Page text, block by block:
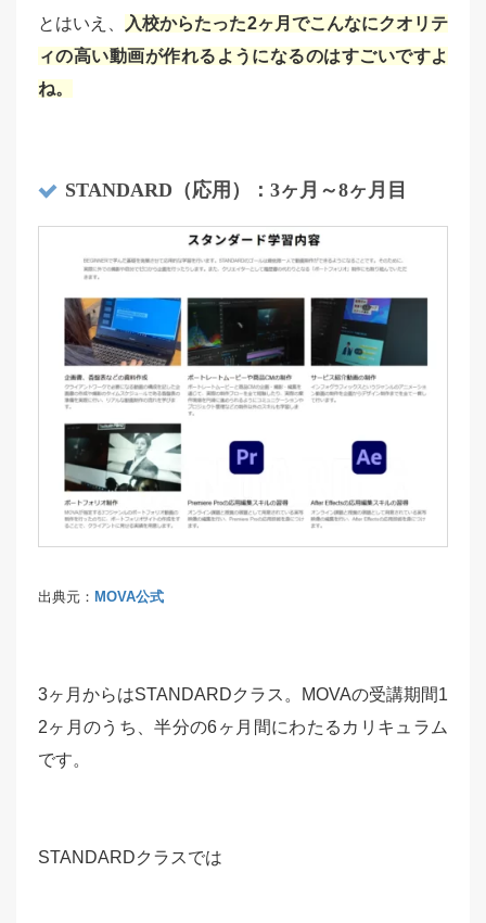
とはいえ、
入校からたった2ヶ月でこんなにクオリテ
ィの高い動画が作れるようになるのはすごいですよ
ね。
STANDARD（応用）：3ヶ月～8ヶ月目
出典元： MOVA公式
3ヶ月からはSTANDARDクラス。MOVAの受講期間1
2ヶ月のうち、半分の6ヶ月間にわたるカリキュラム
です。
STANDARDクラスでは